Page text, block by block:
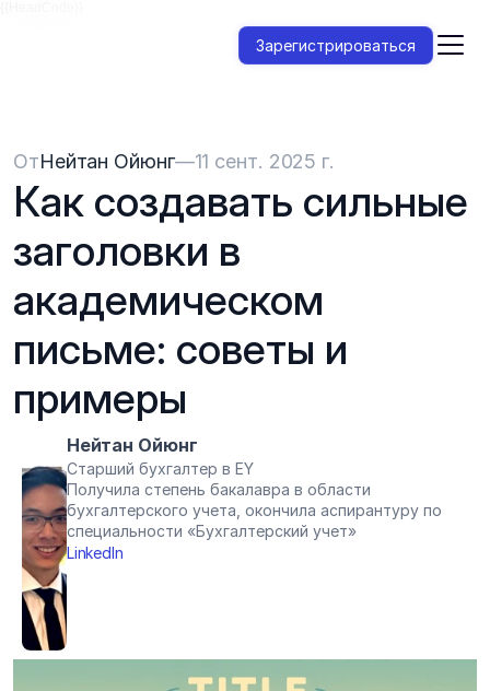
Зарегистрироваться
ОтНейтан Ойюнг—11 сент. 2025 г.
Как создавать сильные
заголовки в
академическом
письме: советы и
примеры
Нейтан Ойюнг
Старший бухгалтер в EY
Получила степень бакалавра в области
бухгалтерского учета, окончила аспирантуру по
специальности «Бухгалтерский учет»
LinkedIn